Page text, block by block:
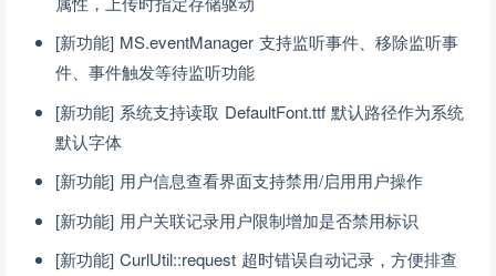
[新功能] MS.eventManager 支持监听事件、移除监听事
件、事件触发等待监听功能
[新功能] 系统支持读取 DefaultFont.ttf 默认路径作为系统
默认字体
[新功能] 用户信息查看界面支持禁用/启用用户操作
[新功能] 用户关联记录用户限制增加是否禁用标识
[新功能] CurlUtil::request 超时错误自动记录，方便排查